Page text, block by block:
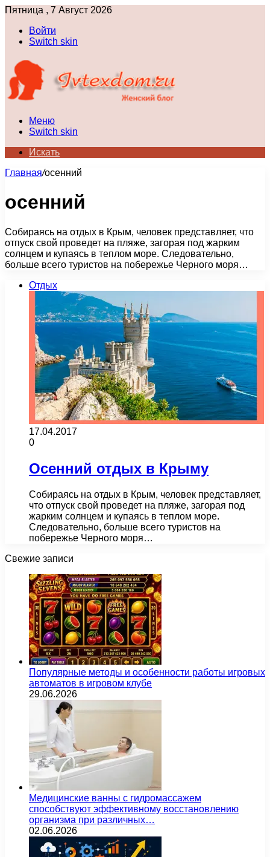
Пятница , 7 Август 2026
Войти
Switch skin
Меню
Switch skin
Искать
Главная/осенний
осенний
Собираясь на отдых в Крым, человек представляет, что
отпуск свой проведет на пляже, загорая под жарким
солнцем и купаясь в теплом море. Следовательно,
больше всего туристов на побережье Черного моря…
Отдых
17.04.2017
0
Осенний отдых в Крыму
Собираясь на отдых в Крым, человек представляет,
что отпуск свой проведет на пляже, загорая под
жарким солнцем и купаясь в теплом море.
Следовательно, больше всего туристов на
побережье Черного моря…
Свежие записи
Популярные методы и особенности работы игровых
автоматов в игровом клубе
29.06.2026
Медицинские ванны с гидромассажем
способствуют эффективному восстановлению
организма при различных…
02.06.2026